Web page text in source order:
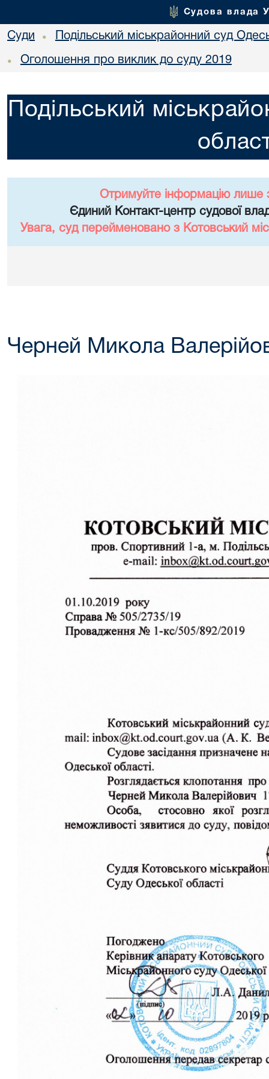
Судова влада
Суди • Подільський міськрайонний суд
• Оголошення про виклик до суду 2019
Подільський
Отримуйте інформацію лише
Єдиний Контакт-центр судової
Увага, суд перейменовано з Котовський
Черней Микола